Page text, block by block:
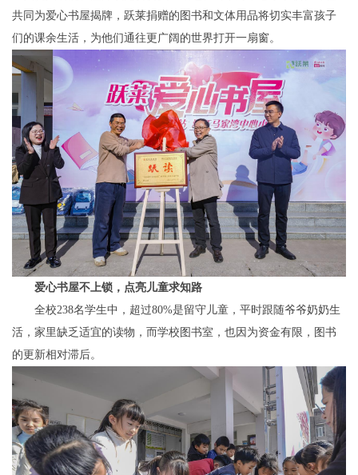
共同为爱心书屋揭牌，跃莱捐赠的图书和文体用品将切实丰富孩子
们的课余生活，为他们通往更广阔的世界打开一扇窗。
爱心书屋不上锁，点亮儿童求知路
全校238名学生中，超过80%是留守儿童，平时跟随爷爷奶奶生
活，家里缺乏适宜的读物，而学校图书室，也因为资金有限，图书
的更新相对滞后。